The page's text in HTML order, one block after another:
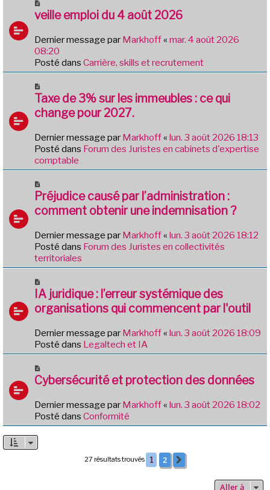
s
g
e
o
v
e
a
u
e
s
s
g
e
veille emploi du 4 août 2026
Dernier message par Markhoff« mar. 4 août 2026
08:20
Posté dans Carrière, skills et recrutement
o
u
v
a
u
m
s
a
e
Taxe de 3% sur les immeubles : ce qui
change pour 2027.
Dernier message par Markhoff« lun. 3 août 2026 18:13
Posté dans Forum des Juristes en cabinets d'expertise
comptable
o
u
v
a
u
m
s
a
e
Préjudice causé par l’administration :
comment obtenir une indemnisation ?
Dernier message par Markhoff« lun. 3 août 2026 18:12
Posté dans Forum des Juristes en collectivités
territoriales
o
u
v
a
u
s
a
g
e
IA juridique : l’erreur systémique des
organisations qui commencent par l'outil
Dernier message par Markhoff« lun. 3 août 2026 18:09
Posté dans Legaltech et IA
o
u
v
e
a
Cybersécurité et protection des données
Dernier message par Markhoff« lun. 3 août 2026 18:02
Posté dans Conformité
27 résultats trouvés 1 2
Aller à